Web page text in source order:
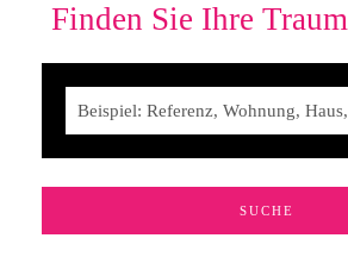
Finden Sie Ihre